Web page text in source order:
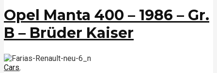
Opel Manta 400 – 1986 – Gr.
B – Brüder Kaiser
Cars,